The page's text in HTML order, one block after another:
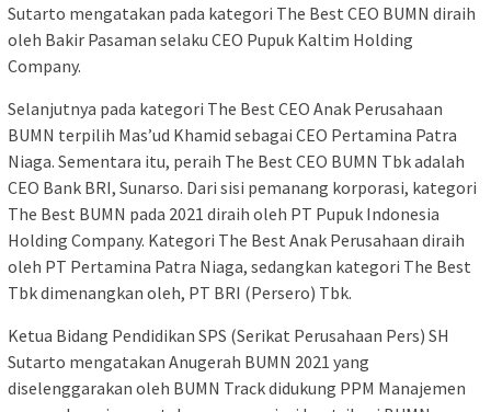
Sutarto mengatakan pada kategori The Best CEO BUMN diraih
oleh Bakir Pasaman selaku CEO Pupuk Kaltim Holding
Company.
Selanjutnya pada kategori The Best CEO Anak Perusahaan
BUMN terpilih Mas’ud Khamid sebagai CEO Pertamina Patra
Niaga. Sementara itu, peraih The Best CEO BUMN Tbk adalah
CEO Bank BRI, Sunarso. Dari sisi pemanang korporasi, kategori
The Best BUMN pada 2021 diraih oleh PT Pupuk Indonesia
Holding Company. Kategori The Best Anak Perusahaan diraih
oleh PT Pertamina Patra Niaga, sedangkan kategori The Best
Tbk dimenangkan oleh, PT BRI (Persero) Tbk.
Ketua Bidang Pendidikan SPS (Serikat Perusahaan Pers) SH
Sutarto mengatakan Anugerah BUMN 2021 yang
diselenggarakan oleh BUMN Track didukung PPM Manajemen